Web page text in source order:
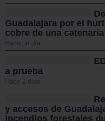
Guadalajara por el
cobre de una
Hace un día
a prueba
Hace 2 días
y accesos de
incendios forestales